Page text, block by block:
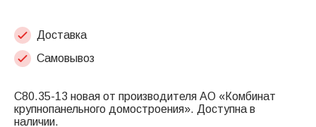
Доставка
Самовывоз
С80.35-13 новая от производителя АО «Комбинат
крупнопанельного домостроения». Доступна в
наличии.